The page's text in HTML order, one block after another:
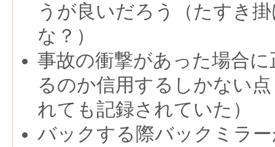
うが良いだろう（たすき
な？）
事故の衝撃があった場合
るのか信用するしかない
れても記録されていた）
バックする際バックミラ